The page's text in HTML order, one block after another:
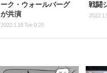
ーク・ウォールバーグ
が共演
2022.1.18 Tue 0:25
戦闘